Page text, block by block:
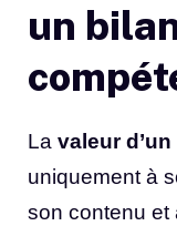
un
La valeur
uniquement à
son contenu et